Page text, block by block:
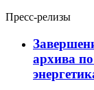
Пресс-релизы
архива